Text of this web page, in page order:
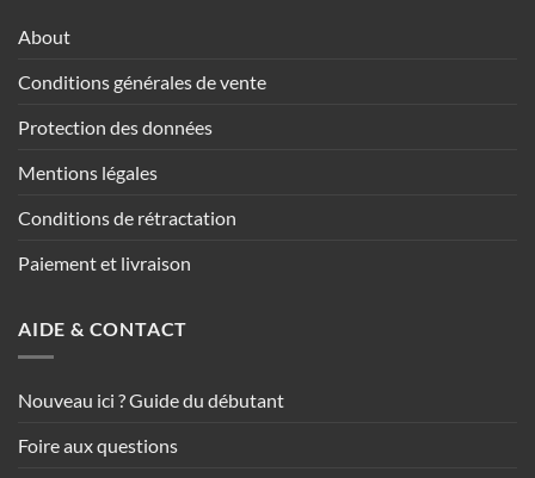
About
Conditions générales de vente
Protection des données
Mentions légales
Conditions de rétractation
Paiement et livraison
AIDE & CONTACT
Nouveau ici ? Guide du débutant
Foire aux questions